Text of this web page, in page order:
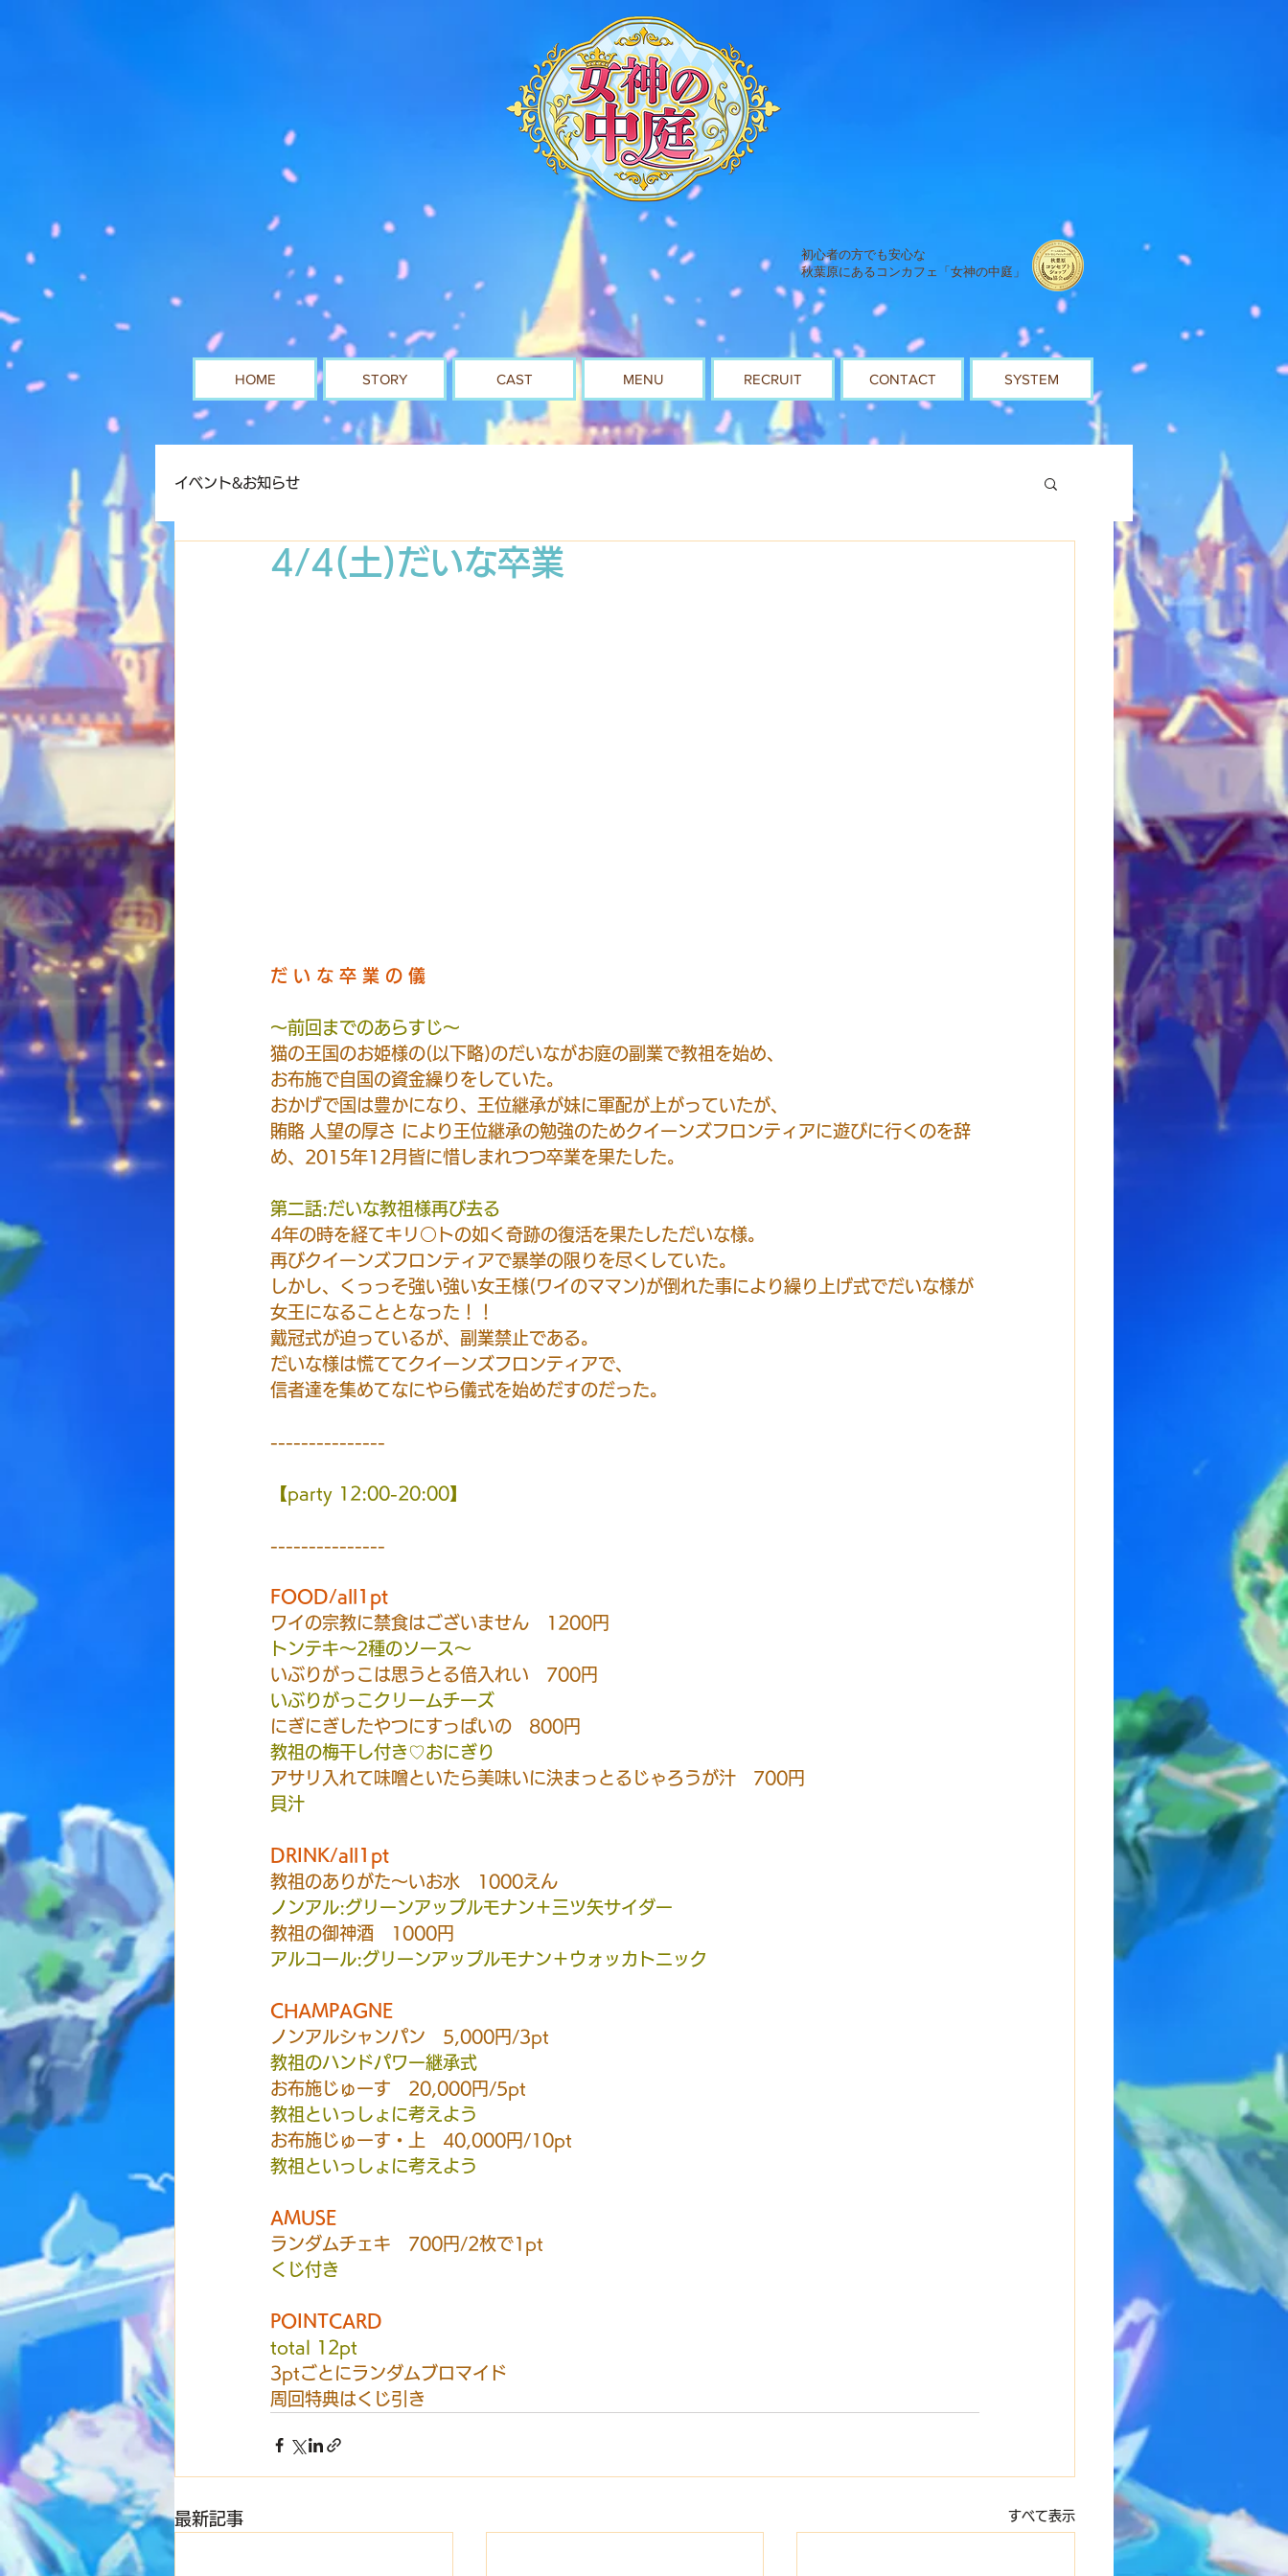
初心者の方でも安心な
秋葉原にあるコンカフェ「女神の中庭」
HOME STORY CAST MENU RECRUIT CONTACT SYSTEM
イベント&お知らせ
4/4(土)だいな卒業
だ い な 卒 業 の 儀
〜前回までのあらすじ〜
猫の王国のお姫様の(以下略)のだいながお庭の副業で教祖を始め、
お布施で自国の資金繰りをしていた。
おかげで国は豊かになり、王位継承が妹に軍配が上がっていたが、
賄賂 人望の厚さ により王位継承の勉強のためクイーンズフロンティアに遊びに行くのを辞
め、2015年12月皆に惜しまれつつ卒業を果たした。
第二話:だいな教祖様再び去る
4年の時を経てキリ○トの如く奇跡の復活を果たしただいな様。
再びクイーンズフロンティアで暴挙の限りを尽くしていた。
しかし、くっっそ強い強い女王様(ワイのママン)が倒れた事により繰り上げ式でだいな様が
女王になることとなった！！
戴冠式が迫っているが、副業禁止である。
だいな様は慌ててクイーンズフロンティアで、
信者達を集めてなにやら儀式を始めだすのだった。
---------------
【party 12:00-20:00】
---------------
FOOD/all1pt
ワイの宗教に禁食はございません　1200円
トンテキ〜2種のソース〜
いぶりがっこは思うとる倍入れい　700円
いぶりがっこクリームチーズ
にぎにぎしたやつにすっぱいの　800円
教祖の梅干し付き♡おにぎり
アサリ入れて味噌といたら美味いに決まっとるじゃろうが汁　700円
貝汁
DRINK/all1pt
教祖のありがた〜いお水　1000えん
ノンアル:グリーンアップルモナン＋三ツ矢サイダー
教祖の御神酒　1000円
アルコール:グリーンアップルモナン＋ウォッカトニック
CHAMPAGNE
ノンアルシャンパン　5,000円/3pt
教祖のハンドパワー継承式
お布施じゅーす　20,000円/5pt
教祖といっしょに考えよう
お布施じゅーす・上　40,000円/10pt
教祖といっしょに考えよう
AMUSE
ランダムチェキ　700円/2枚で1pt
くじ付き
POINTCARD
total 12pt
3ptごとにランダムブロマイド
周回特典はくじ引き
最新記事 すべて表示